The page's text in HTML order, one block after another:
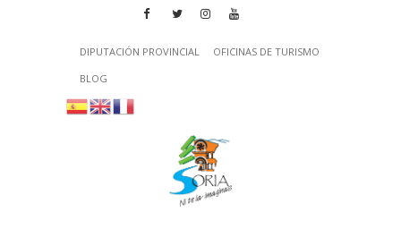
DIPUTACIÓN PROVINCIAL
OFICINAS DE TURISMO
BLOG